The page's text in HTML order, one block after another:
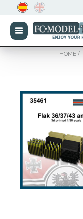
HOME